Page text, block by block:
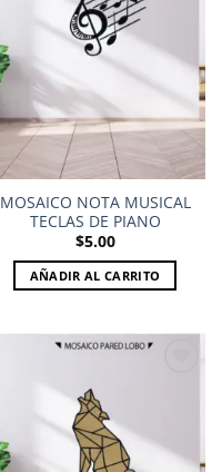
wishlist
MOSAICO NOTA MUSICAL
TECLAS DE PIANO
$5.00
AÑADIR AL CARRITO
wishlist